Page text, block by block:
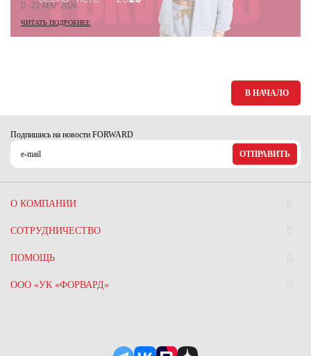
23 МАР 2026
ЧИТАТЬ ПОДРОБНЕЕ
В НАЧАЛО
Подпишись на новости FORWARD
ОТПРАВИТЬ
О КОМПАНИИ
СОТРУДНИЧЕСТВО
ПОМОЩЬ
ООО «УК «ФОРВАРД»